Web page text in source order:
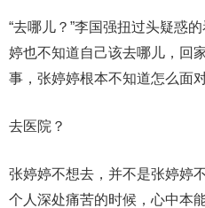
“去哪儿？”李国强扭过头疑惑
婷也不知道自己该去哪儿，回
事，张婷婷根本不知道怎么面
去医院？
张婷婷不想去，并不是张婷婷
个人深处痛苦的时候，心中本